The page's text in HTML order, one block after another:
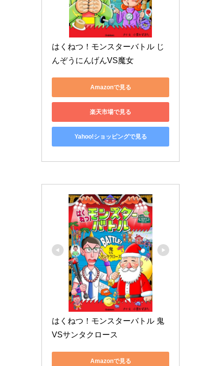
はくねつ！モンスターバトル じ
んぞうにんげんVS魔女
Amazonで見る
楽天市場で見る
Yahoo!ショッピングで見る
はくねつ！モンスターバトル 鬼
VSサンタクロース
Amazonで見る